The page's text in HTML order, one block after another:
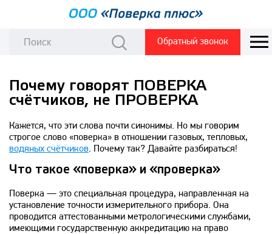
Обратный звонок
Почему говорят ПОВЕРКА
счётчиков, не ПРОВЕРКА
Кажется, что эти слова почти синонимы. Но мы говорим
строгое слово «поверка» в отношении газовых, тепловых,
водяных счётчиков. Почему так? Давайте разбираться!
Что такое «поверка» и «проверка»
Поверка — это специальная процедура, направленная на
установление точности измерительного прибора. Она
проводится аттестованными метрологическими службами,
имеющими государственную аккредитацию на право